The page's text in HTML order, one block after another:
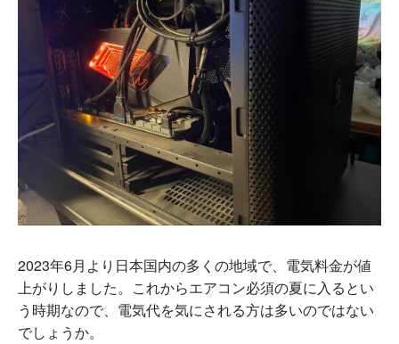
2023年6月より日本国内の多くの地域で、電気料金が値
上がりしました。これからエアコン必須の夏に入るとい
う時期なので、電気代を気にされる方は多いのではない
でしょうか。